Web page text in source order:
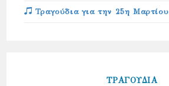
Τραγούδια για την 25η Μαρτίου
ΤΡΑΓΟΥΔΙΑ